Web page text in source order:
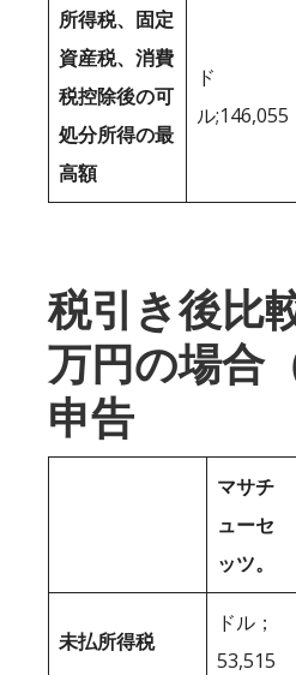
所得税、固定
資産税、消費
税控除後の可
処分所得の最
高額
ド
ル;146,055
税引き後比
万円の場合
申告
マサチ
ューセ
ッツ。
未払所得税
ドル；
53,515